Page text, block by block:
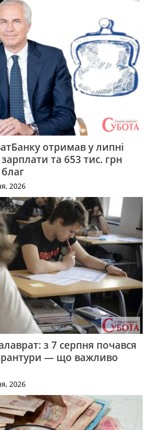
отримав у липні
та 653 тис. грн
2026
з 7 серпня почався
— що важливо
2026